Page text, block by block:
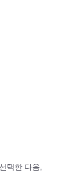
택한 다음,